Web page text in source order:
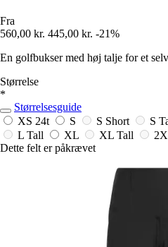
Fra
560,00 kr. 445,00 kr. -21%
En golfbukser med høj talje for et
Størrelse
*
Størrelsesguide
XS 24t S S Short S
L Tall
XL XL Tall
Dette felt er påkrævet